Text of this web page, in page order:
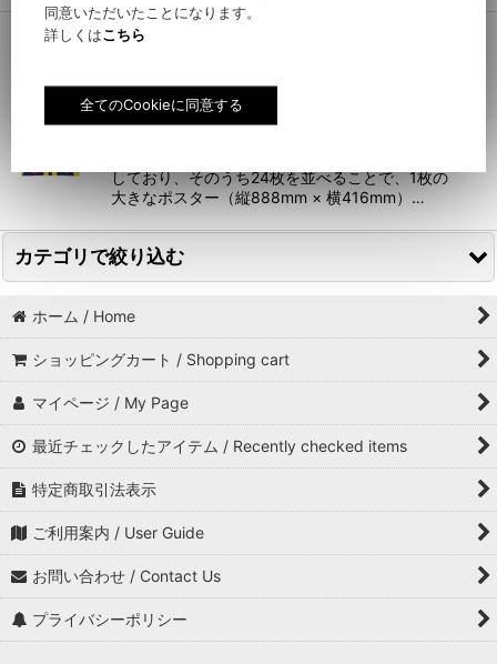
Tadanori Yokoo's Poster Postcard Box ポスト
3,300円(税込)
しており、そのうち24枚を並べることで、1枚の
大きなポスター（縦888mm × 横416mm）…
カテゴリで絞り込む
ポストカード / Postcard (全商品 / All Item)
グラフィック / Graphic
ペイント / Paint
ホーム / Home
ショッピングカート / Shopping cart
マイページ / My Page
最近チェックしたアイテム / Recently checked items
特定商取引法表示
ご利用案内 / User Guide
お問い合わせ / Contact Us
プライバシーポリシー
同意いただいたことになります。
詳しくはこちら